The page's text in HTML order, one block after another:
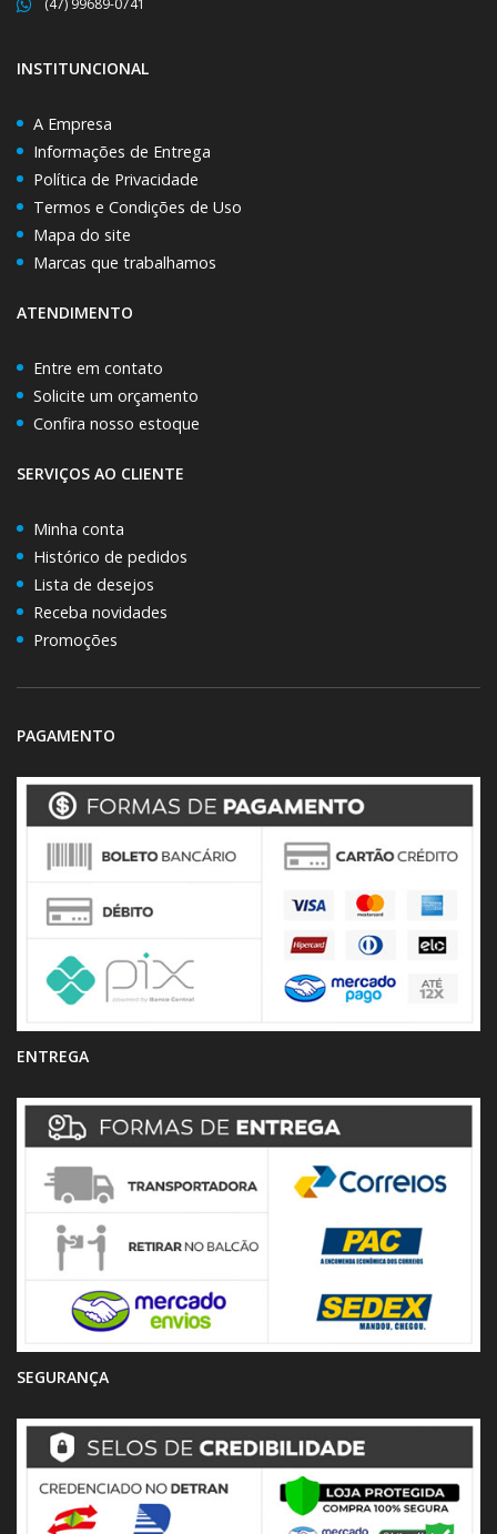
(47) 99689-0741
INSTITUNCIONAL
A Empresa
Informações de Entrega
Política de Privacidade
Termos e Condições de Uso
Mapa do site
Marcas que trabalhamos
ATENDIMENTO
Entre em contato
Solicite um orçamento
Confira nosso estoque
SERVIÇOS AO CLIENTE
Minha conta
Histórico de pedidos
Lista de desejos
Receba novidades
Promoções
PAGAMENTO
ENTREGA
SEGURANÇA